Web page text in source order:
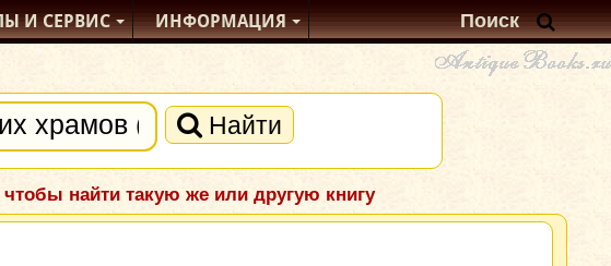
И СЕРВИС ИНФОРМАЦИЯ
Найти
найти такую же или другую книгу